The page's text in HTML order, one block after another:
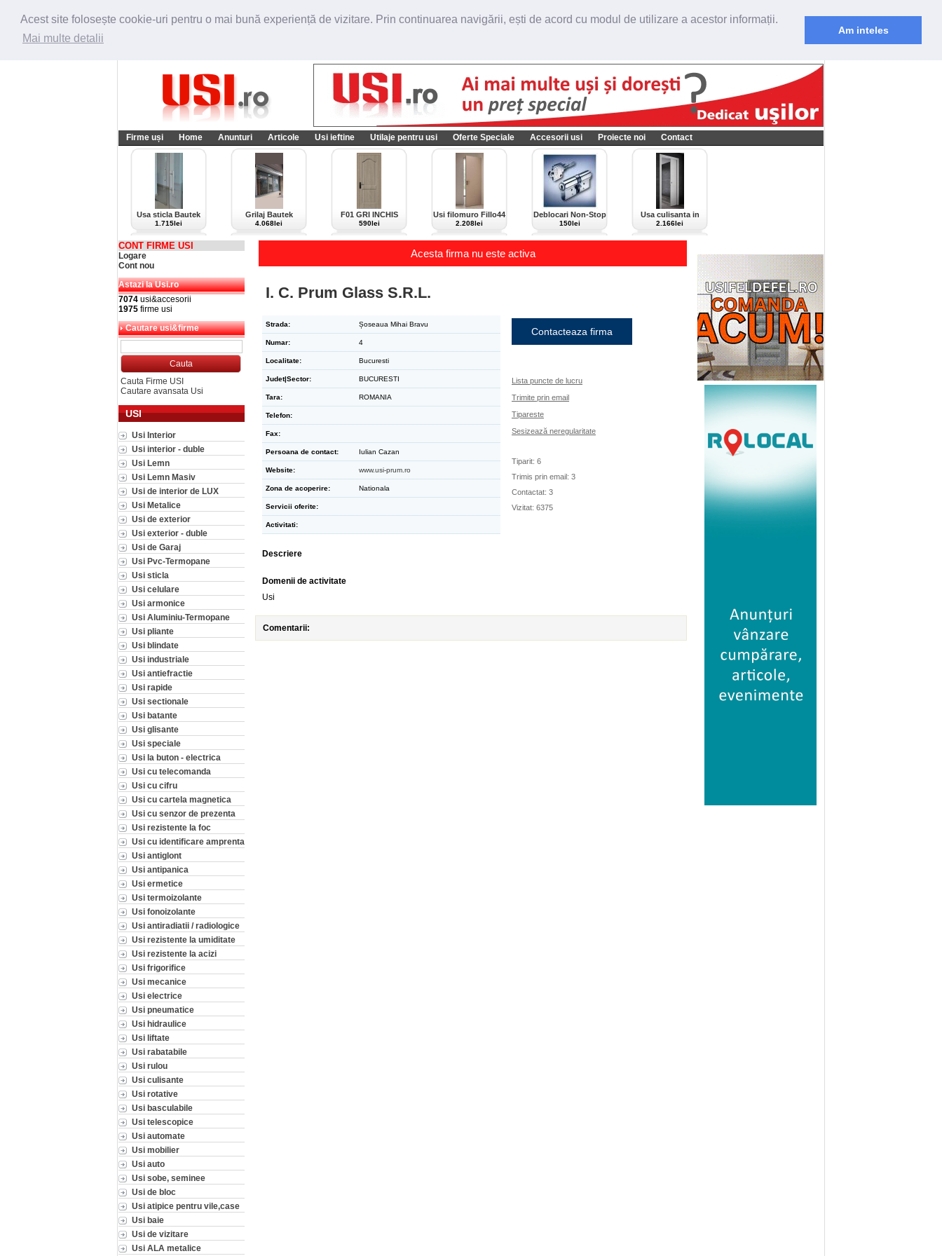
Acest site folosește cookie-uri pentru o mai bună experiență de vizitare. Prin continuarea navigării, ești de acord cu modul de utilizare a acestor informații.
Mai multe detalii
Am inteles
Firme uși Home Anunturi Articole Usi ieftine Utilaje pentru usi Oferte Speciale Accesorii usi Proiecte noi Contact
Usa sticla Bautek
1.715lei
Grilaj Bautek
4.068lei
F01 GRI INCHIS
590lei
Usi filomuro Fillo44
import Italia
2.208lei
Deblocari Non-Stop
150lei
Usa culisanta in
perete Scrigno,
culoare alba-bianco
2.166lei
CONT FIRME USI
Logare
Cont nou
Astazi la Usi.ro
7074 usi&accesorii
1975 firme usi
Cautare usi&firme
Cauta Firme USI
Cautare avansata Usi
USI
Usi Interior
Usi interior - duble
Usi Lemn
Usi Lemn Masiv
Usi de interior de LUX
Usi Metalice
Usi de exterior
Usi exterior - duble
Usi de Garaj
Usi Pvc-Termopane
Usi sticla
Usi celulare
Usi armonice
Usi Aluminiu-Termopane
Usi pliante
Usi blindate
Usi industriale
Usi antiefractie
Usi rapide
Usi sectionale
Usi batante
Usi glisante
Usi speciale
Usi la buton - electrica
Usi cu telecomanda
Usi cu cifru
Usi cu cartela magnetica
Usi cu senzor de prezenta
Usi rezistente la foc
Usi cu identificare amprenta
Usi antiglont
Usi antipanica
Usi ermetice
Usi termoizolante
Usi fonoizolante
Usi antiradiatii / radiologice
Usi rezistente la umiditate
Usi rezistente la acizi
Usi frigorifice
Usi mecanice
Usi electrice
Usi pneumatice
Usi hidraulice
Usi liftate
Usi rabatabile
Usi rulou
Usi culisante
Usi rotative
Usi basculabile
Usi telescopice
Usi automate
Usi mobilier
Usi auto
Usi sobe, seminee
Usi de bloc
Usi atipice pentru vile,case
Usi baie
Usi de vizitare
Usi ALA metalice
Acesta firma nu este activa
I. C. Prum Glass S.R.L.
Strada: Șoseaua Mihai Bravu
Numar: 4
Localitate: Bucuresti
Judet|Sector: BUCURESTI
Tara: ROMANIA
Telefon:
Fax:
Persoana de contact: Iulian Cazan
Website: www.usi-prum.ro
Zona de acoperire: Nationala
Servicii oferite:
Activitati:
Contacteaza firma
Lista puncte de lucru
Trimite prin email
Tipareste
Sesizează neregularitate
Tiparit: 6
Trimis prin email: 3
Contactat: 3
Vizitat: 6375
Descriere
Domenii de activitate
Usi
Comentarii: